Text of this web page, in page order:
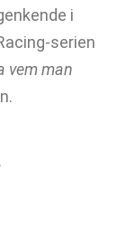
i
serien
vem man